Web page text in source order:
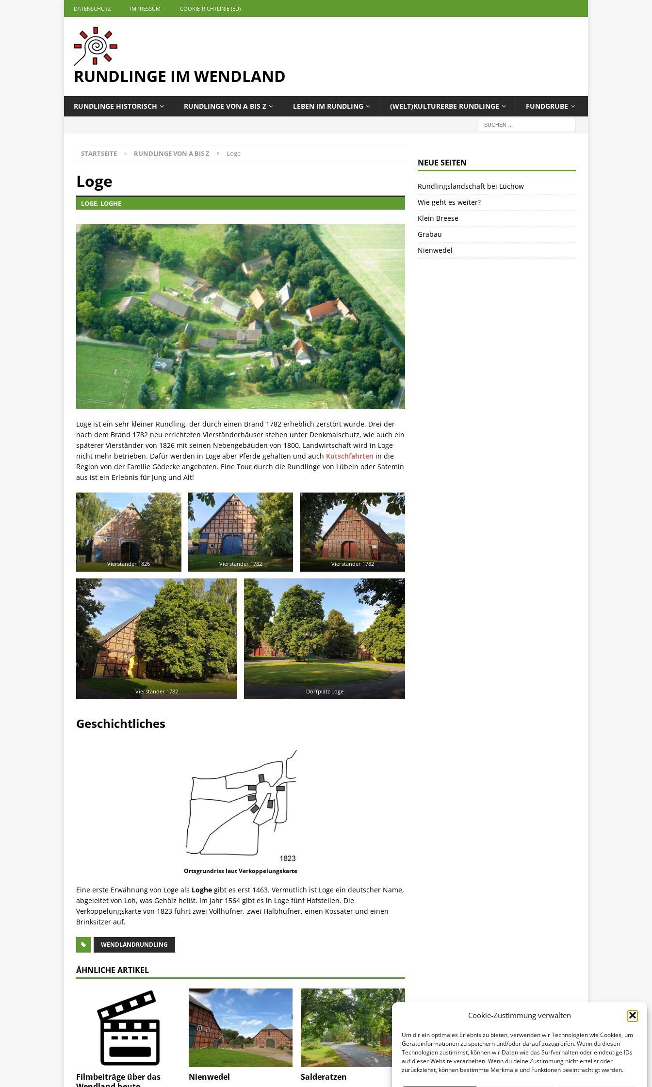
Cookie-Zustimmung verwalten
Um dir ein optimales Erlebnis zu bieten, verwenden wir Technologien wie Cookies, um
Geräteinformationen zu speichern und/oder darauf zuzugreifen. Wenn du diesen
Technologien zustimmst, können wir Daten wie das Surfverhalten oder eindeutige IDs
auf dieser Website verarbeiten. Wenn du deine Zustimmung nicht erteilst oder
zurückziehst, können bestimmte Merkmale und Funktionen beeinträchtigt werden.
DATENSCHUTZ IMPRESSUM COOKIE-RICHTLINIE (EU)
RUNDLINGE IM WENDLAND
RUNDLINGE HISTORISCH RUNDLINGE VON A BIS Z LEBEN IM RUNDLING (WELT)KULTURERBE RUNDLINGE FUNDGRUBE
STARTSEITE RUNDLINGE VON A BIS Z Loge
Loge
LOGE, LOGHE
Loge ist ein sehr kleiner Rundling, der durch einen Brand 1782 erheblich zerstört wurde. Drei der
nach dem Brand 1782 neu errichteten Vierständerhäuser stehen unter Denkmalschutz, wie auch ein
späterer Vierständer von 1826 mit seinen Nebengebäuden von 1800. Landwirtschaft wird in Loge
nicht mehr betrieben. Dafür werden in Loge aber Pferde gehalten und auch Kutschfahrten in die
Region von der Familie Gödecke angeboten. Eine Tour durch die Rundlinge von Lübeln oder Satemin
aus ist ein Erlebnis für Jung und Alt!
Vierständer 1826 Vierständer 1782 Vierständer 1782
Vierständer 1782 Dorfplatz Loge
Geschichtliches
Ortsgrundriss laut Verkoppelungskarte
Eine erste Erwähnung von Loge als Loghe gibt es erst 1463. Vermutlich ist Loge ein deutscher Name,
abgeleitet von Loh, was Gehölz heißt. Im Jahr 1564 gibt es in Loge fünf Hofstellen. Die
Verkoppelungskarte von 1823 führt zwei Vollhufner, zwei Halbhufner, einen Kossater und einen
Brinksitzer auf.
WENDLANDRUNDLING
ÄHNLICHE ARTIKEL
Filmbeiträge über das
Nienwedel Salderatzen
NEUE SEITEN
Rundlingslandschaft bei Lüchow
Wie geht es weiter?
Klein Breese
Grabau
Nienwedel